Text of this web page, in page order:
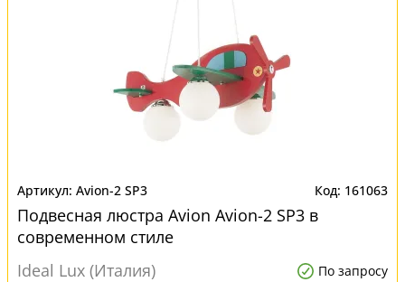
Avion-2 SP3 161063
Подвесная люстра Avion Avion-2 SP3 в
современном стиле
Ideal Lux (Италия)
По запросу